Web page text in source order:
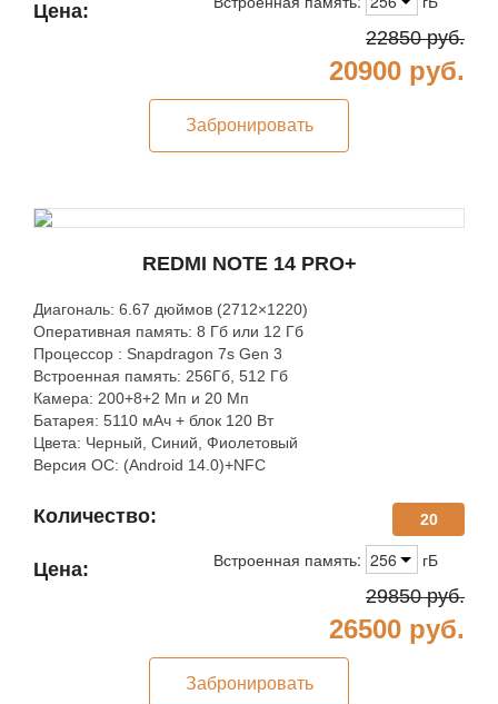
Цена:
22850руб.
20900руб.
Забронировать
REDMI NOTE 14 PRO+
Диагональ: 6.67 дюймов (2712×1220)
Оперативная память: 8 Гб или 12 Гб
Процессор : Snapdragon 7s Gen 3
Встроенная память: 256Гб, 512 Гб
Камера: 200+8+2 Мп и 20 Мп
Батарея: 5110 мАч + блок 120 Вт
Цвета: Черный, Синий, Фиолетовый
Версия ОС: (Android 14.0)+NFC
Количество: 20
Встроенная память: 256 гБ
Цена:
29850руб.
26500руб.
Забронировать